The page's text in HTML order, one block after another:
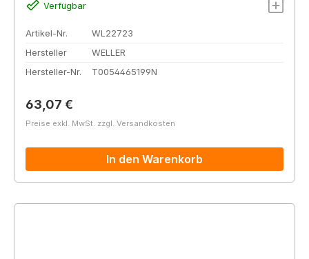
Verfügbar
Artikel-Nr.
WL22723
Hersteller
WELLER
Hersteller-Nr.
T0054465199N
Regulärer Preis:
63,07 €
Preise exkl. MwSt. zzgl. Versandkosten
In den Warenkorb